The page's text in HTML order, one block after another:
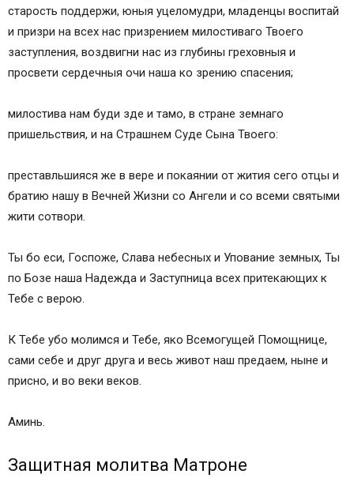
старость поддержи, юныя уцеломудри, младенцы воспитай
и призри на всех нас призрением милостиваго Твоего
заступления, воздвигни нас из глубины греховныя и
просвети сердечныя очи наша ко зрению спасения;
милостива нам буди зде и тамо, в стране земнаго
пришельствия, и на Страшнем Суде Сына Твоего:
преставльшияся же в вере и покаянии от жития сего отцы и
братию нашу в Вечней Жизни со Ангели и со всеми святыми
жити сотвори.
Ты бо еси, Госпоже, Слава небесных и Упование земных, Ты
по Бозе наша Надежда и Заступница всех притекающих к
Тебе с верою.
К Тебе убо молимся и Тебе, яко Всемогущей Помощнице,
сами себе и друг друга и весь живот наш предаем, ныне и
присно, и во веки веков.
Аминь.
Защитная молитва Матроне